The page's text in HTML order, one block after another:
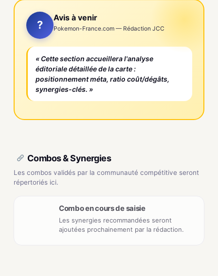
?
Avis à venir
Pokemon-France.com — Rédaction JCC
« Cette section accueillera l'analyse
éditoriale détaillée de la carte :
positionnement méta, ratio coût/dégâts,
synergies-clés. »
Combos & Synergies
Les combos validés par la communauté compétitive seront
répertoriés ici.
Combo en cours de saisie
Les synergies recommandées seront
ajoutées prochainement par la rédaction.